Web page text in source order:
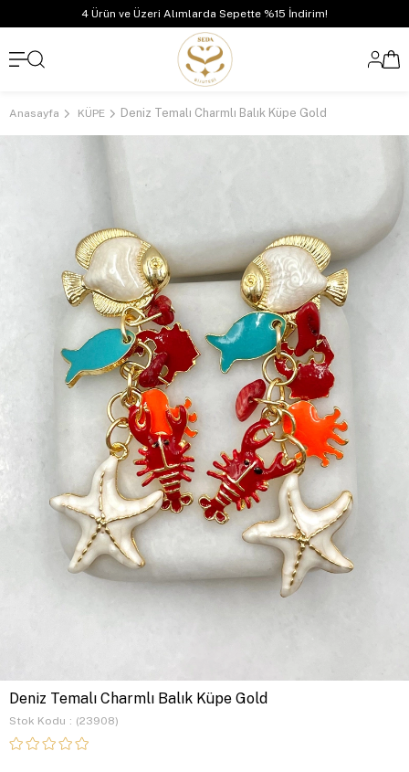
4 Ürün ve Üzeri Alımlarda Sepette %15 İndirim!
Anasayfa KÜPE Deniz Temalı Charmlı Balık Küpe Gold
Deniz Temalı Charmlı Balık Küpe Gold
Stok Kodu (23908)